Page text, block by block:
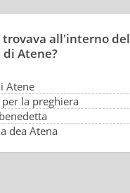
trovava all'interno del
Atene?
Atene
la preghiera
dea Atena